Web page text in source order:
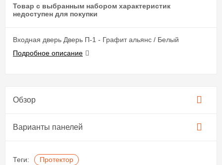
Товар с выбранным набором характеристик
недоступен для покупки
Входная дверь Дверь П-1 - Графит альянс / Белый
Подробное описание
Обзор
Варианты панелей
Теги: Протектор